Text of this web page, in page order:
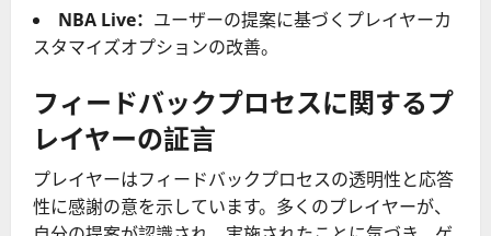
NBA Live： ユーザーの提案に基づくプレイヤーカ
スタマイズオプションの改善。
フィードバックプロセスに関するプ
レイヤーの証言
プレイヤーはフィードバックプロセスの透明性と応答
性に感謝の意を示しています。多くのプレイヤーが、